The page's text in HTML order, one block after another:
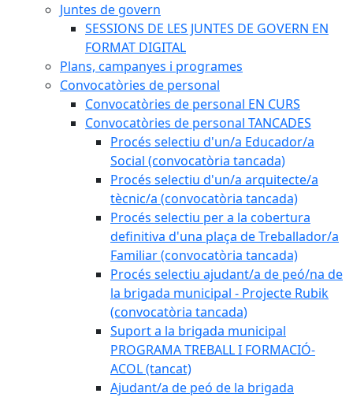
Juntes de govern
SESSIONS DE LES JUNTES DE GOVERN EN
FORMAT DIGITAL
Plans, campanyes i programes
Convocatòries de personal
Convocatòries de personal EN CURS
Convocatòries de personal TANCADES
Procés selectiu d'un/a Educador/a
Social (convocatòria tancada)
Procés selectiu d'un/a arquitecte/a
tècnic/a (convocatòria tancada)
Procés selectiu per a la cobertura
definitiva d'una plaça de Treballador/a
Familiar (convocatòria tancada)
Procés selectiu ajudant/a de peó/na de
la brigada municipal - Projecte Rubik
(convocatòria tancada)
Suport a la brigada municipal
PROGRAMA TREBALL I FORMACIÓ-
ACOL (tancat)
Ajudant/a de peó de la brigada